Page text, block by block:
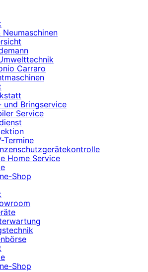
Neumaschinen
Carraro
und Bringservice
Service
Termine
Home Service
Shop
Shop